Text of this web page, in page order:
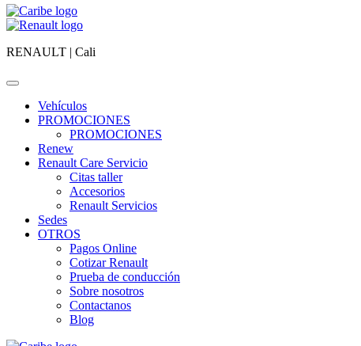
RENAULT | Cali
Vehículos
PROMOCIONES
PROMOCIONES
Renew
Renault Care Servicio
Citas taller
Accesorios
Renault Servicios
Sedes
OTROS
Pagos Online
Cotizar Renault
Prueba de conducción
Sobre nosotros
Contactanos
Blog